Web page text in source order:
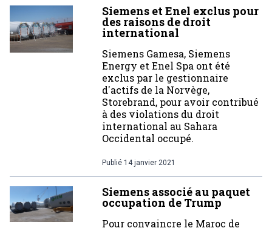
Siemens et Enel exclus pour
des raisons de droit
international
Siemens Gamesa, Siemens
Energy et Enel Spa ont été
exclus par le gestionnaire
d'actifs de la Norvège,
Storebrand, pour avoir contribué
à des violations du droit
international au Sahara
Occidental occupé.
Publié 14 janvier 2021
Siemens associé au paquet
occupation de Trump
Pour convaincre le Maroc de